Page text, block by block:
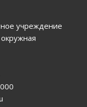
учреждение